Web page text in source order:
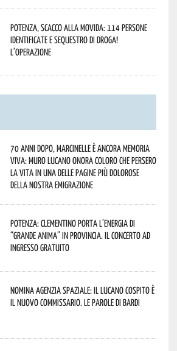
Potenza, scacco alla movida: 114 persone
identificate e sequestro di droga!
L’operazione
70 anni dopo, Marcinelle è ancora memoria
viva: Muro Lucano onora coloro che persero
la vita in una delle pagine più dolorose
della nostra emigrazione
Potenza: Clementino porta l’energia di
“Grande Anima” in provincia. Il concerto ad
ingresso gratuito
Nomina Agenzia Spaziale: il lucano Cospito è
il nuovo commissario. Le parole di Bardi